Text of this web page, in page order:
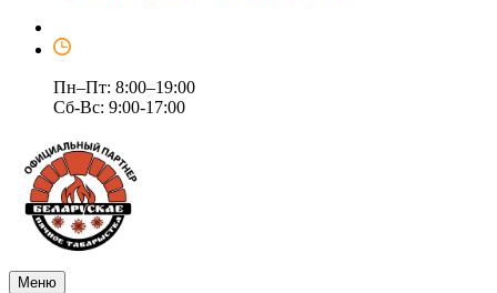
Пн–Пт: 8:00–19:00
Сб-Вс: 9:00-17:00
Меню